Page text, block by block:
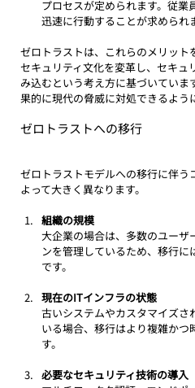
プロセスが定められます。従業
迅速に行動することが求められ
ゼロトラストは、これらのメリット
セキュリティ文化を変革し、セキュ
み込むという考え方に基づいていま
果的に現代の脅威に対処できるよう
ゼロトラストへの移行
ゼロトラストモデルへの移行に伴う
よって大きく異なります。
組織の規模
大企業の場合は、多数のユーザ
ンを管理しているため、移行
です。
現在のITインフラの状態
古いシステムやカスタマイズさ
いる場合、移行はより複雑かつ
す。
必要なセキュリティ技術の導入